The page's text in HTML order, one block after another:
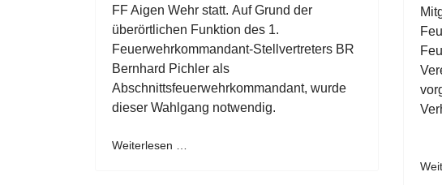
FF Aigen Wehr statt. Auf Grund der
überörtlichen Funktion des 1.
Feuerwehrkommandant-Stellvertreters BR
Bernhard Pichler als
Abschnittsfeuerwehrkommandant, wurde
dieser Wahlgang notwendig.
Weiterlesen …